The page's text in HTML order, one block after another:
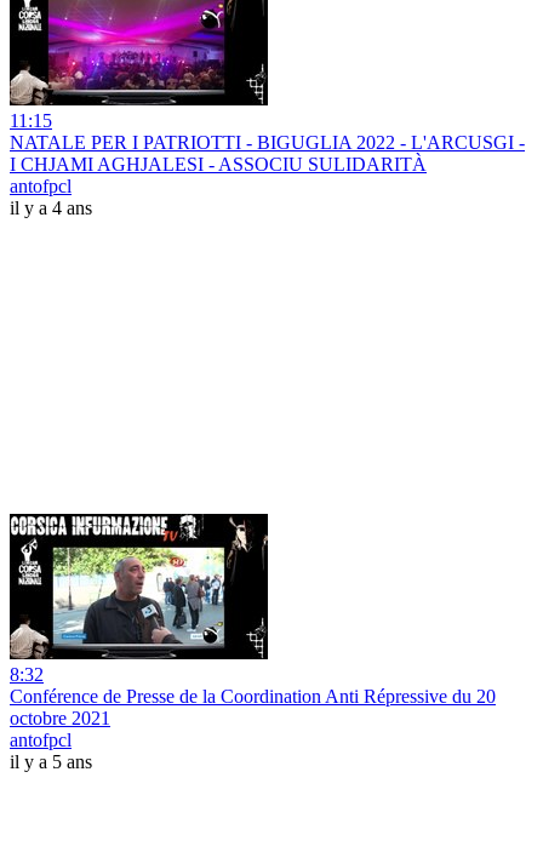
11:15
NATALE PER I PATRIOTTI - BIGUGLIA 2022 - L'ARCUSGI -
I CHJAMI AGHJALESI - ASSOCIU SULIDARITÀ
antofpcl
il y a 4 ans
8:32
Conférence de Presse de la Coordination Anti Répressive du 20
octobre 2021
antofpcl
il y a 5 ans